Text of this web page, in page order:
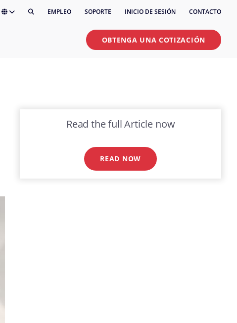
EMPLEO SOPORTE INICIO DE SESIÓN CONTACTO
OBTENGA UNA COTIZACIÓN
Read the full Article now
READ NOW